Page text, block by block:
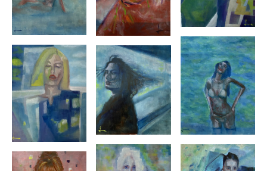
ART INCUBATION SERIES 15｜JURIED OPEN CALL （ニ
ューヨーク）準優勝 (マックスギャラリー展示)
2024 年
第15回記念「モナコ・日本芸術祭」2024 出展
孔雀画廊（東京）「
Inner World」展 開催
29th OASIS2024出展
2023年